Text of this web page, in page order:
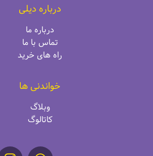
درباره دیلی
درباره ما
تماس با ما
راه‌ های خرید
خواندنی ها
وبلاگ
کاتالوگ